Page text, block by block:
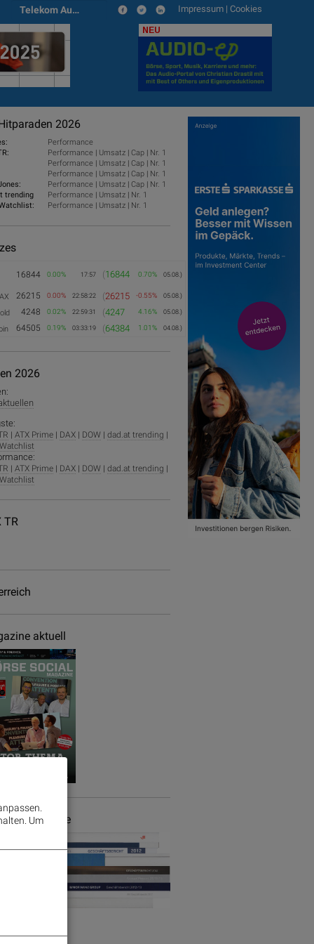
Telekom Austria Impressum | Cookies
NEU
2026
Performance
Performance | Umsatz |Cap | Nr. 1
Performance | Umsatz |Cap | Nr. 1
Performance | Umsatz |Cap | Nr. 1
Performance | Umsatz |Cap | Nr. 1
trending
Performance | Umsatz | Nr. 1
Performance | Umsatz | Nr. 1
16844 0.00% 17:57 (16844 0.70% 05.08.)
26215 0.00% 22:58:22 (26215 -0.55% 05.08.)
4248 0.02% 22:59:31 (4247 4.16% 05.08.)
64505 0.19% 03:33:19 (64384 1.01% 04.08.)
2026
|ATX Prime | DAX | DOW |dad.at trending |
|ATX Prime | DAX | DOW |dad.at trending |
TR
aktuell
Um